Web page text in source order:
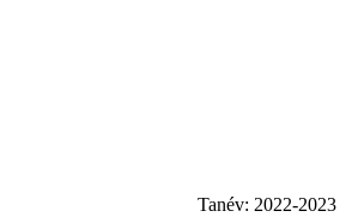
Tanév: 2022-2023